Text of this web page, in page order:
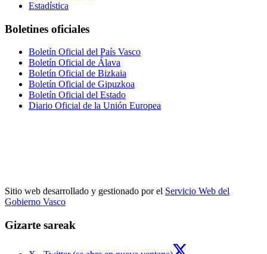
Estadística
Boletines oficiales
Boletín Oficial del País Vasco
Boletín Oficial de Álava
Boletín Oficial de Bizkaia
Boletín Oficial de Gipuzkoa
Boletín Oficial del Estado
Diario Oficial de la Unión Europea
Sitio web desarrollado y gestionado por el Servicio Web del
Gobierno Vasco
Gizarte sareak